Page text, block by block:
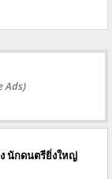
Ads)
นักดนตรียิ่งใหญ่